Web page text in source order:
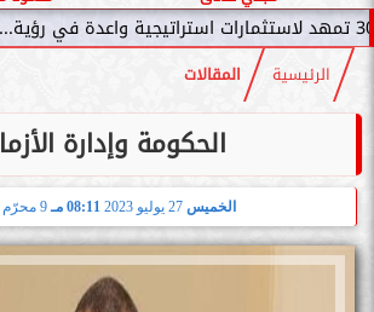
الرئيسية المقالات
الحكومة وإدارة
الخميس 08:11 مـ 9 محرّم 1445